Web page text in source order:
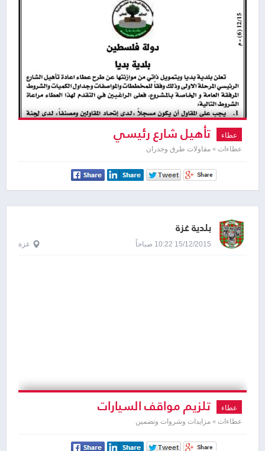
عطاء تأهيل شارع رئيسي
عطاءات » مقاولات طرق وجدران
بلدية غزة
15/12/2015 10:22 صباحاً غزة
عطاء تلزيم مواقف السيارات
عطاءات » مزايدات وشروات وتضمين